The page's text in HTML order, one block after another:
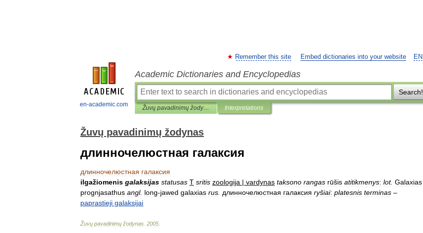
en-academic.com
EN
Remember this site Embed dictionaries into your website
Academic Dictionaries and Encyclopedias
Search!
Žuvų pavadinimų žodynas Interpretations
Žuvų pavadinimų žodynas
длинночелюстная галаксия
длинночелюстная галаксия
ilgažiomenis galaksijas statusas T sritis zoologija | vardynas taksono rangas rūšis atitikmenys: lot. Galaxias
prognjasathus angl. long-jawed galaxias rus длинночелюстная галаксия ryšiai: platesnis terminas –
paprastieji galaksijai
Žuvų pavadinimų žodynas 2005